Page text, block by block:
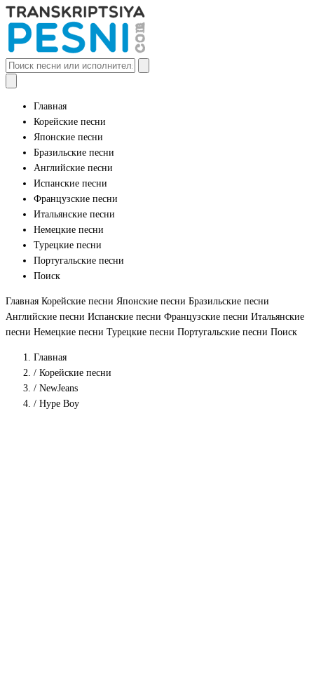
Главная
Корейские песни
Японские песни
Бразильские песни
Английские песни
Испанские песни
Французские песни
Итальянские песни
Немецкие песни
Турецкие песни
Португальские песни
Поиск
Главная Корейские песни Японские песни Бразильские песни
Английские песни Испанские песни Французские песни Итальянские
песни Немецкие песни Турецкие песни Португальские песни Поиск
Главная
/ Корейские песни
/ NewJeans
/ Hype Boy